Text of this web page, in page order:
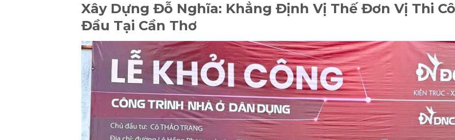
Xây Dựng Đỗ Nghĩa: Khẳng Định Vị Thế Đơn Vị Thi
Đầu Tại Cần Thơ